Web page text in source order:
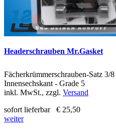
Headerschrauben Mr.Gasket
Fächerkrümmerschrauben-Satz
Innensechskant - Grade 5
inkl. MwSt., zzgl. Versand
sofort lieferbar
€ 25,50
weiter